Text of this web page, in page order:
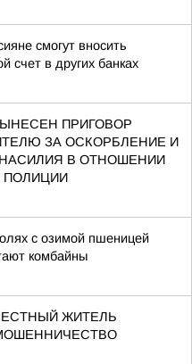
смогут вносить
счет в других банках
ПРИГОВОР
ЗА ОСКОРБЛЕНИЕ И
В ОТНОШЕНИИ
ПОЛИЦИИ
с озимой пшеницей
комбайны
ЖИТЕЛЬ